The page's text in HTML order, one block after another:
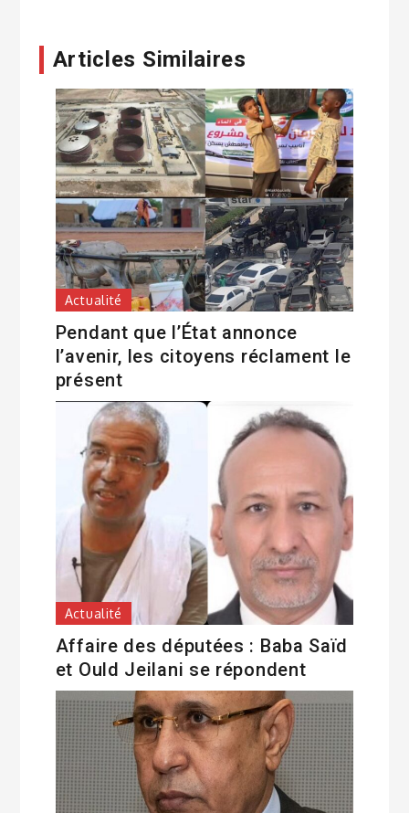
Articles Similaires
Actualité
Pendant que l’État annonce
l’avenir, les citoyens réclament le
présent
Actualité
Affaire des députées : Baba Saïd
et Ould Jeilani se répondent